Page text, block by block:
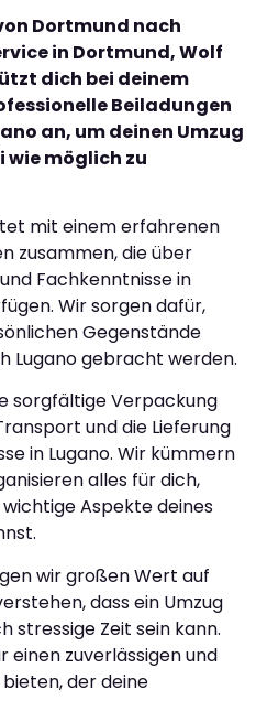
Dortmund nach
in Dortmund, Wolf
dich bei deinem
Beiladungen
an, um deinen Umzug
wie möglich zu
mit einem erfahrenen
zusammen, die über
Fachkenntnisse in
Wir sorgen dafür,
Gegenstände
Lugano gebracht werden.
sorgfältige Verpackung
und die Lieferung
in Lugano. Wir kümmern
alles für dich,
Aspekte deines
wir großen Wert auf
dass ein Umzug
stressige Zeit sein kann.
einen zuverlässigen und
der deine